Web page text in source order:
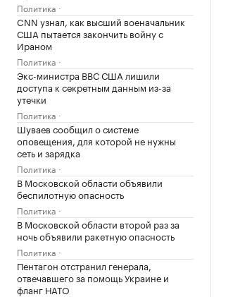
Политика
CNN узнал, как высший военачальник
США пытается закончить войну с
Ираном
Политика
Экс-министра ВВС США лишили
доступа к секретным данным из-за
утечки
Политика
Шуваев сообщил о системе
оповещения, для которой не нужны
сеть и зарядка
Политика
В Московской области объявили
беспилотную опасность
Политика
В Московской области второй раз за
ночь объявили ракетную опасность
Политика
Пентагон отстранил генерала,
отвечавшего за помощь Украине и
фланг НАТО